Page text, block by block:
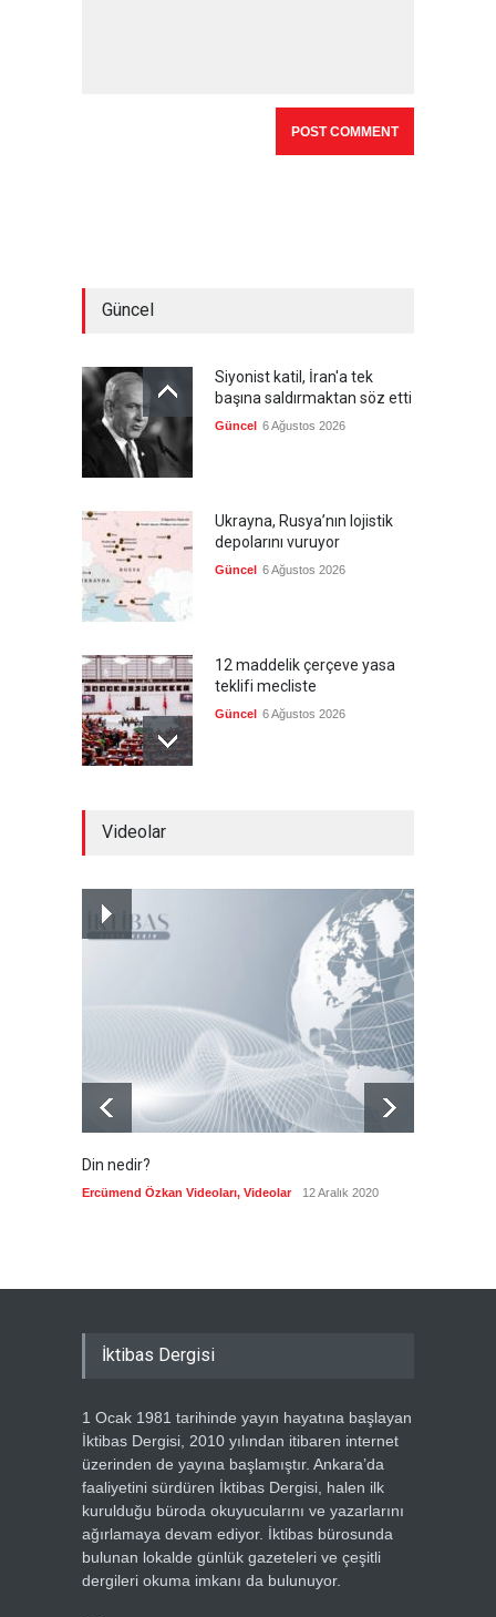
Güncel
Siyonist katil, İran'a tek
başına saldırmaktan söz etti
Güncel 6 Ağustos 2026
Ukrayna, Rusya’nın lojistik
depolarını vuruyor
Güncel 6 Ağustos 2026
12 maddelik çerçeve yasa
teklifi mecliste
Güncel 6 Ağustos 2026
İran: Müzakereler son
aşamada, boğazın açılması
ABD'nin tutumuna bağlı
Güncel 6 Ağustos 2026
Videolar
Din nedir?
Ercümend Özkan Videoları, Videolar 12 Aralık 2020
İktibas Dergisi
1 Ocak 1981 tarihinde yayın hayatına başlayan
İktibas Dergisi, 2010 yılından itibaren internet
üzerinden de yayına başlamıştır. Ankara’da
faaliyetini sürdüren İktibas Dergisi, halen ilk
kurulduğu büroda okuyucularını ve yazarlarını
ağırlamaya devam ediyor. İktibas bürosunda
bulunan lokalde günlük gazeteleri ve çeşitli
dergileri okuma imkanı da bulunuyor.